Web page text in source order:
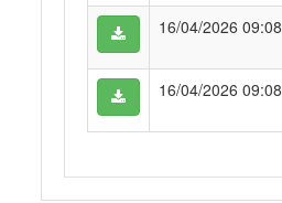
16/04/2026 09:08
16/04/2026 09:08